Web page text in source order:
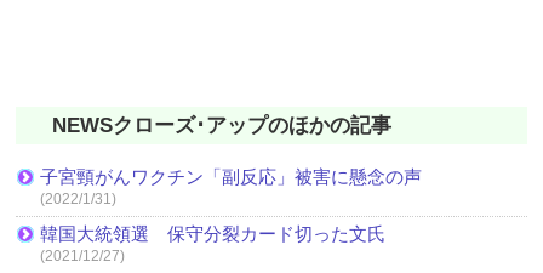
NEWSクローズ･アップのほかの記事
子宮頸がんワクチン「副反応」被害に懸念の声
(2022/1/31)
韓国大統領選 保守分裂カード切った文氏
(2021/12/27)